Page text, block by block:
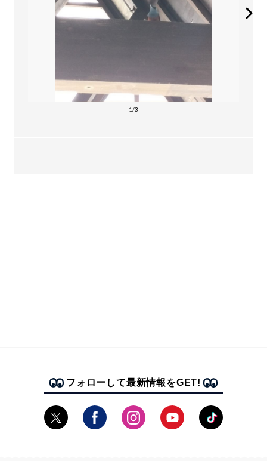
1/3
フォローして最新情報をGET!